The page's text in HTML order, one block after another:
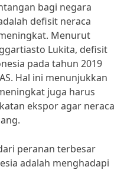
bagi negara
defisit neraca
Menurut
Lukita, defisit
pada tahun 2019
Hal ini menunjukkan
juga harus
ekspor agar neraca
peranan terbesar
adalah menghadapi